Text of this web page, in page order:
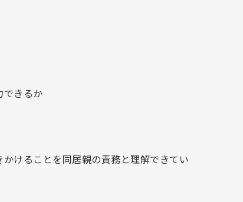
きるか
けることを同居親の責務と理解できてい